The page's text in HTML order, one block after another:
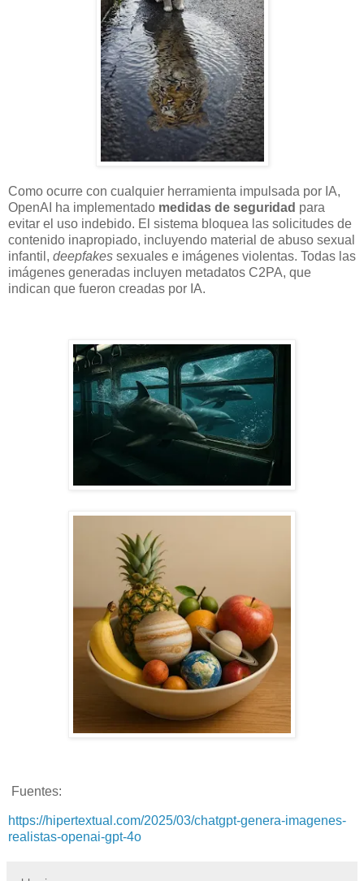
Como ocurre con cualquier herramienta impulsada por IA,
OpenAI ha implementado medidas de seguridad para
evitar el uso indebido. El sistema bloquea las solicitudes de
contenido inapropiado, incluyendo material de abuso sexual
infantil, deepfakes sexuales e imágenes violentas. Todas las
imágenes generadas incluyen metadatos C2PA, que
indican que fueron creadas por IA.
Fuentes:
https://hipertextual.com/2025/03/chatgpt-genera-imagenes-
realistas-openai-gpt-4o